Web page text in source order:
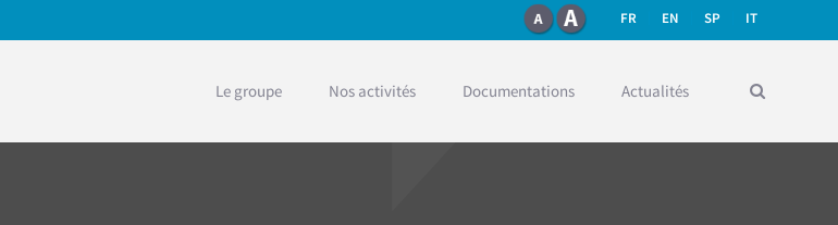
FR EN SP IT
Le groupe Nos activités Documentations Actualités